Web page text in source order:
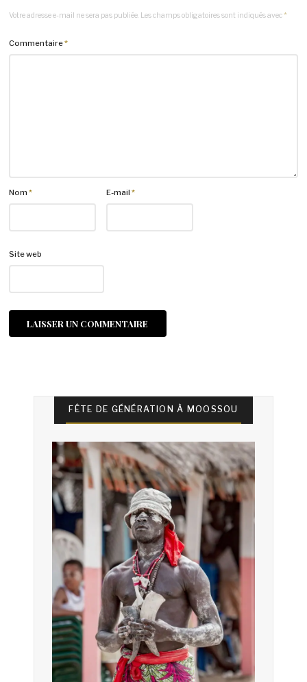
Votre adresse e-mail ne sera pas publiée. Les champs obligatoires sont indiqués avec *
Commentaire*
Nom* E-mail*
Site web
FÊTE DE GÉNÉRATION À MOOSSOU